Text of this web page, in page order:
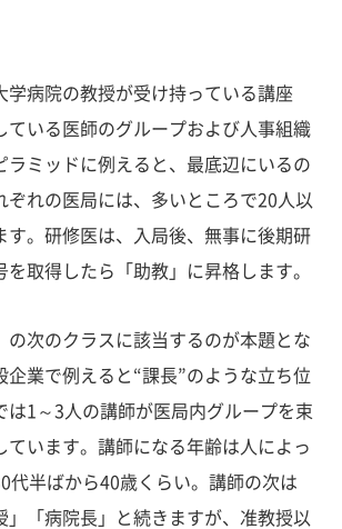
学病院の教授が受け持っている講座
ている医師のグループおよび人事組織
ラミッドに例えると、最底辺にいるの
ぞれの医局には、多いところで20人以
す。研修医は、入局後、無事に後期研
を取得したら「助教」に昇格します。
の次のクラスに該当するのが本題とな
企業で例えると“課長”のような立ち位
は1～3人の講師が医局内グループを束
ています。講師になる年齢は人によっ
代半ばから40歳くらい。講師の次は
」「病院長」と続きますが、准教授以